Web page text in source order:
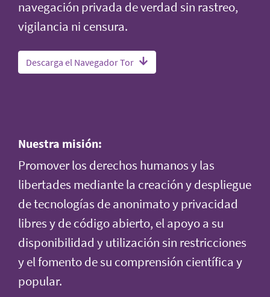
navegación privada de verdad sin rastreo,
vigilancia ni censura.
Descarga el Navegador Tor
Nuestra misión:
Promover los derechos humanos y las
libertades mediante la creación y despliegue
de tecnologías de anonimato y privacidad
libres y de código abierto, el apoyo a su
disponibilidad y utilización sin restricciones
y el fomento de su comprensión científica y
popular.